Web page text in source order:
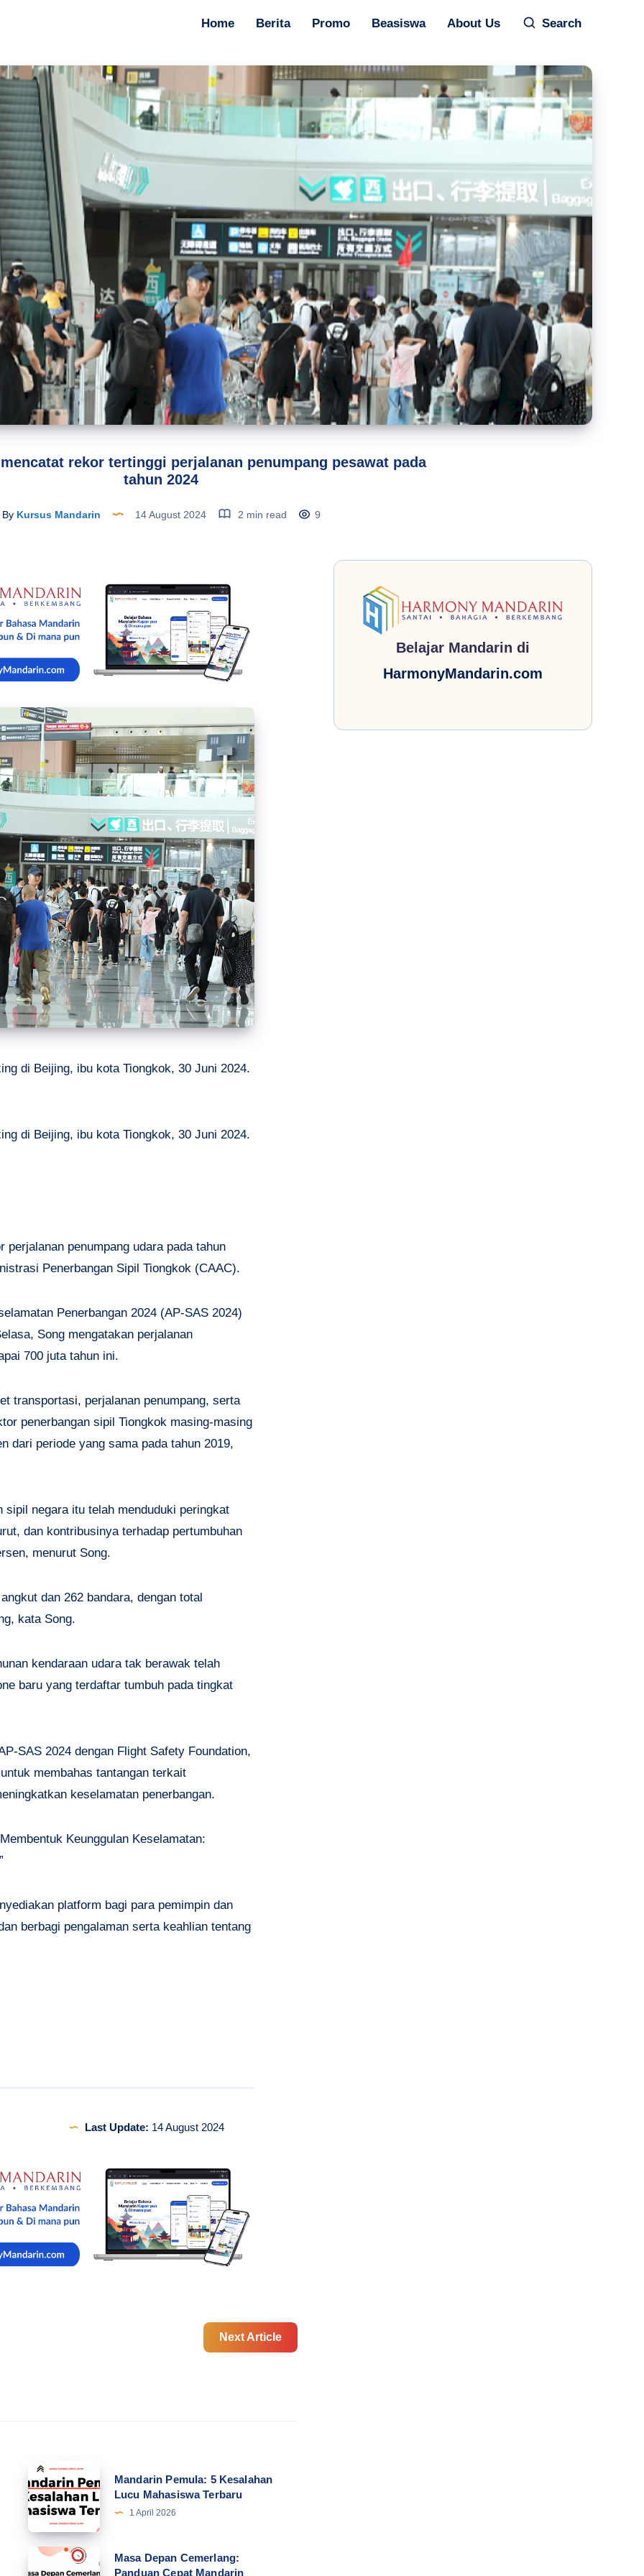
Home Berita Promo Beasiswa About Us Search
rekor tertinggi perjalanan penumpang pesawat pada
tahun 2024
ByKursus Mandarin 14 August 2024 2 min read 9
di Beijing, ibu kota Tiongkok, 30 Juni 2024.
di Beijing, ibu kota Tiongkok, 30 Juni 2024.
penumpang udara pada tahun
Penerbangan Sipil Tiongkok (CAAC).
Penerbangan 2024 (AP-SAS 2024)
Song mengatakan perjalanan
700 juta tahun ini.
transportasi, perjalanan penumpang, serta
penerbangan sipil Tiongkok masing-masing
dari periode yang sama pada tahun 2019,
negara itu telah menduduki peringkat
dan kontribusinya terhadap pertumbuhan
menurut Song.
dan 262 bandara, dengan total
kata Song.
kendaraan udara tak berawak telah
baru yang terdaftar tumbuh pada tingkat
SAS 2024 dengan Flight Safety Foundation,
membahas tantangan terkait
keselamatan penerbangan.
Keunggulan Keselamatan:
platform bagi para pemimpin dan
berbagi pengalaman serta keahlian tentang
Last Update: 14 August 2024
Next Article
Mandarin
Pemula:
5
Kesalahan
Lucu
Mahasiswa
Mandarin Pemula: 5 Kesalahan
Lucu Mahasiswa Terbaru
1 April 2026
Masa
Masa Depan Cemerlang:
Panduan Cepat Mandarin
Belajar Mandarin di
HarmonyMandarin.com